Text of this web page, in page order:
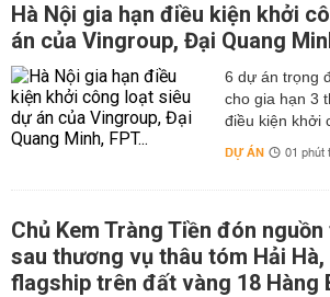
Hà Nội gia hạn điều kiện khởi
án của Vingroup, Đại Quang
6 dự án trọng
cho gia hạn 3
điều kiện khởi
DỰ ÁN 01
Chủ Kem Tràng Tiền đón
sau thương vụ thâu tóm Hải
flagship trên đất vàng 18 Hàng